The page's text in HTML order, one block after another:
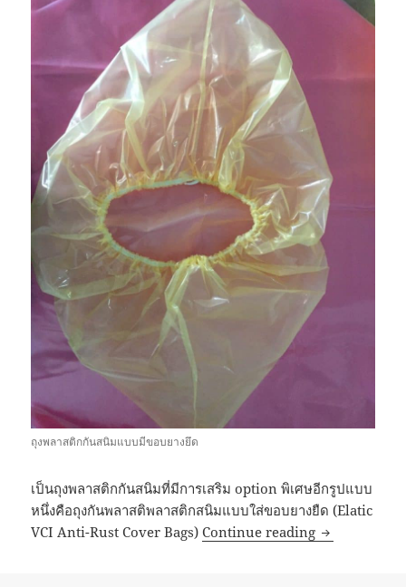
ถุงพลาสติกกันสนิมแบบมีขอบยางยึด
เป็นถุงพลาสติกกันสนิมที่มีการเสริม option พิเศษอีกรูปแบบ
หนึ่งคือถุงกันพลาสติพลาสติกสนิมแบบใส่ขอบยางยืด (Elatic
VCI Anti-Rust Cover Bags)Continue reading ถุงพลาสติกกั